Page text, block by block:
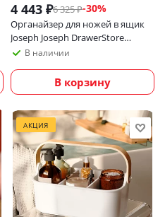
4 443 ₽6 325₽-30%
Органайзер для ножей в ящик
Joseph Joseph DrawerStore
большой бамбуковый_УЦЕНКА
В наличии
В корзину
АКЦИЯ